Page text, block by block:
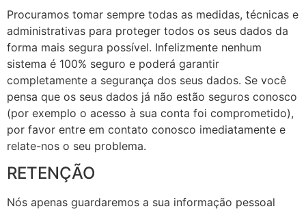
Procuramos tomar sempre todas as medidas, técnicas e
administrativas para proteger todos os seus dados da
forma mais segura possível. Infelizmente nenhum
sistema é 100% seguro e poderá garantir
completamente a segurança dos seus dados. Se você
pensa que os seus dados já não estão seguros conosco
(por exemplo o acesso à sua conta foi comprometido),
por favor entre em contato conosco imediatamente e
relate-nos o seu problema.
RETENÇÃO
Nós apenas guardaremos a sua informação pessoal